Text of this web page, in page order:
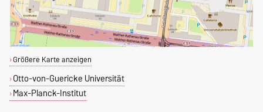
Größere Karte anzeigen
Otto-von-Guericke Universität
Max-Planck-Institut